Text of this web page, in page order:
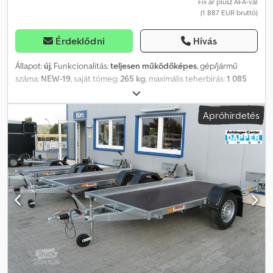
(1 887 EUR bruttó)
Érdeklődni Hívás
Állapot:új, Funkcionalitás:teljesen működőképes, gép/jármű
száma: NEW-19 , saját tömeg: 265 kg , maximális teherbírás:1 085
, tengelyelrendezés:
hossza:2 550 mm, rakodótér szélesség:1 330 mm,
raktérmagasság:430 mm, maximális sebesség:100 km/h, pótkocsi
fék:
fékezett pótkocsi , Gyártási év: 2026 , SARIS CW 255 133 1350
ÚJ JÁRMŰ Belső méretek: 255 cm x 133 cm Oldalfal magassága
relinggel együtt: 43 cm Raktér magassága: 51 cm Megengedett
össztömeg: 1350 kg Hasznos teherbírás: 1085 kg Fékezett
egytengelyes mélyre szerelt utánfutó AL-KO túlfutófék és kézifék
1350 kg-os fékezett tengely Alacsony vázszerkezet Teljesen
hegesztett, tűzihorganyzott acél váz 15 mm vastag, erős rétegelt
lemez oldalfalak Acél reling Hátsó oldal lehajtható és levehető,
feszítőzárral 15 mm vastag, csúszásmentes és erős rétegelt lemez
padló Orrkerék 6 darab 400 kg vonóerővel rendelkező
rögzítőszem 14"-os erősített C-gumiabroncsok 2 db U-ékkel M+S
gumiabroncsok Háló/kötelező kampók a vázon 13 pólusú
Apróhirdetés